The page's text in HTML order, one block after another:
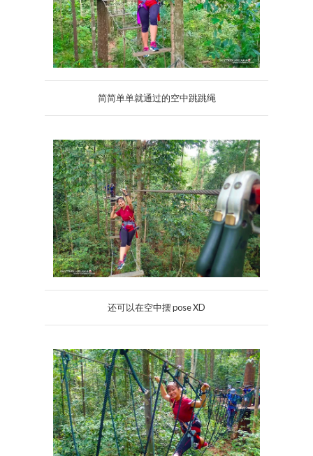
简简单单就通过的空中跳跳绳
还可以在空中摆 pose XD